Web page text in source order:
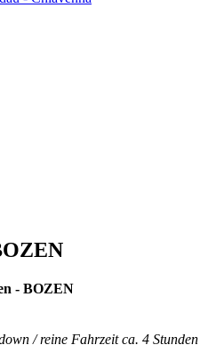
- BOZEN
/ reine Fahrzeit ca. 4 Stunden